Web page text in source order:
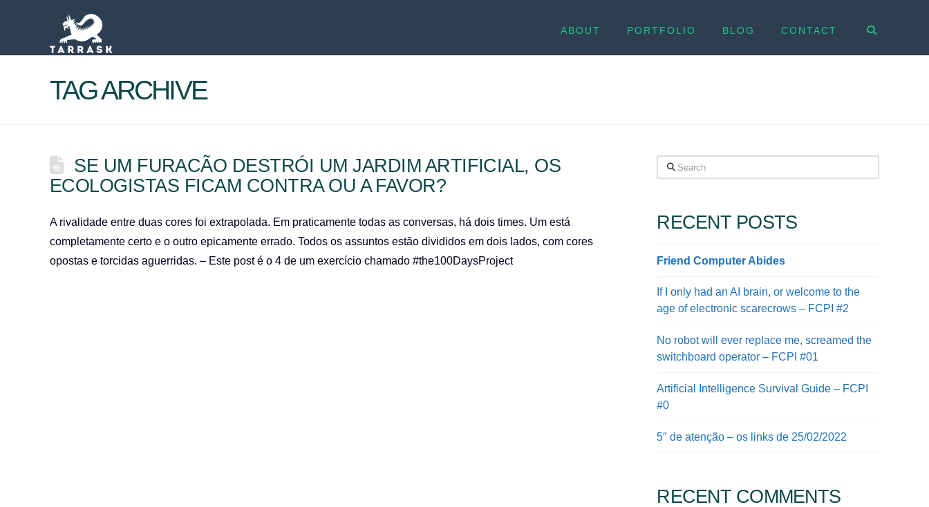
ABOUT PORTFOLIO BLOG CONTACT
TAG ARCHIVE
SE UM FURACÃO DESTRÓI UM JARDIM ARTIFICIAL, OS
ECOLOGISTAS FICAM CONTRA OU A FAVOR?
A rivalidade entre duas cores foi extrapolada. Em praticamente todas as conversas, há dois times. Um está
completamente certo e o outro epicamente errado. Todos os assuntos estão divididos em dois lados, com cores
opostas e torcidas aguerridas. – Este post é o 4 de um exercício chamado #the100DaysProject
Search
RECENT POSTS
Friend Computer Abides
If I only had an AI brain, or welcome to the
age of electronic scarecrows – FCPI #2
No robot will ever replace me, screamed the
switchboard operator – FCPI #01
Artificial Intelligence Survival Guide – FCPI
#0
5″ de atenção – os links de 25/02/2022
RECENT COMMENTS